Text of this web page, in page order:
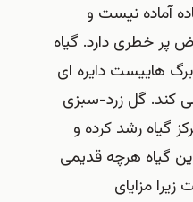
آماده نیست و
خطری دارد. گیاه
هاییست دایره ای
کند. گل زرد-سبزی
گیاه رشد کرده و
گیاه هرچه قدیمی
مزایای